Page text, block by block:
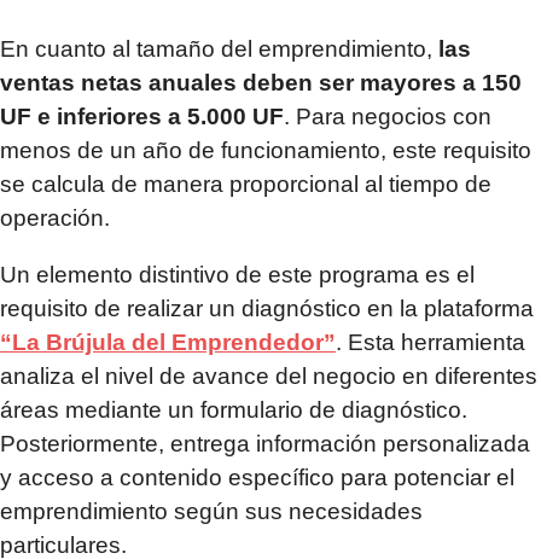
En cuanto al tamaño del emprendimiento, las
ventas netas anuales deben ser mayores a 150
UF e inferiores a 5.000 UF. Para negocios con
menos de un año de funcionamiento, este requisito
se calcula de manera proporcional al tiempo de
operación.
Un elemento distintivo de este programa es el
requisito de realizar un diagnóstico en la plataforma
“La Brújula del Emprendedor”. Esta herramienta
analiza el nivel de avance del negocio en diferentes
áreas mediante un formulario de diagnóstico.
Posteriormente, entrega información personalizada
y acceso a contenido específico para potenciar el
emprendimiento según sus necesidades
particulares.